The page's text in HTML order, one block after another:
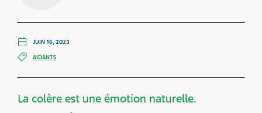
JUIN 16, 2023
AIDANTS
La colère est une émotion naturelle.